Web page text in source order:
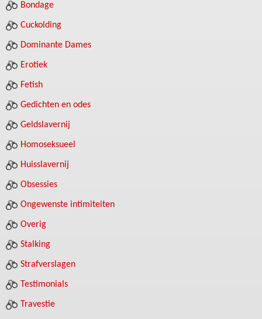
Bondage
Cuckolding
Dominante Dames
Erotiek
Fetish
Gedichten en odes
Geldslavernij
Homoseksueel
Huisslavernij
Obsessies
Ongewenste intimiteiten
Overig
Stalking
Strafverslagen
Testimonials
Travestie